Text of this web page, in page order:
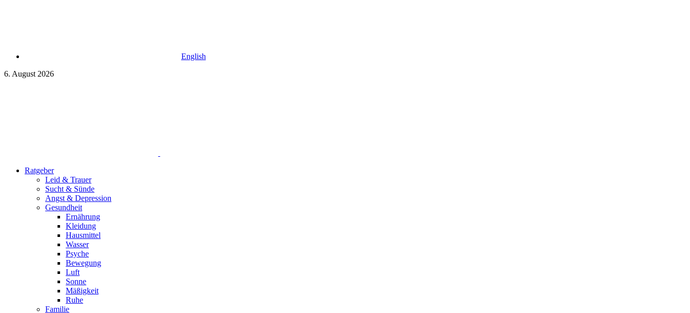
English
6. August 2026
Ratgeber
Leid & Trauer
Sucht & Sünde
Angst & Depression
Gesundheit
Ernährung
Kleidung
Hausmittel
Wasser
Psyche
Bewegung
Luft
Sonne
Mäßigkeit
Ruhe
Familie